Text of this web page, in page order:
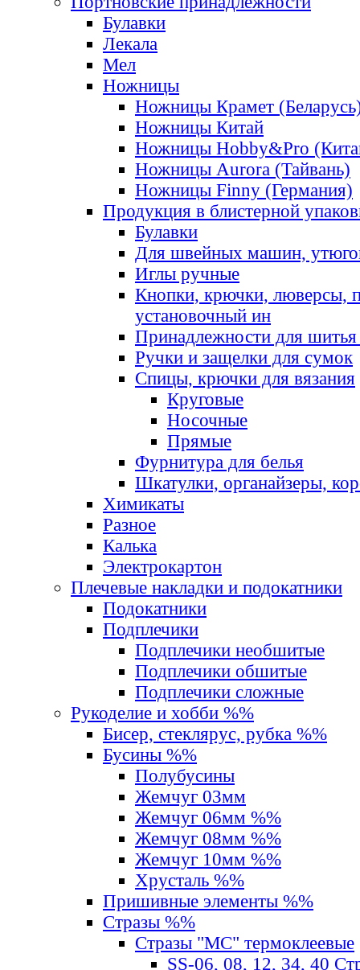
Булавки
Лекала
Мел
Ножницы
Ножницы Крамет
Ножницы Китай
Ножницы Hobby&Pro
Ножницы Aurora (Тайвань)
Ножницы Finny (Германия)
Продукция в блистерной
Булавки
Для швейных машин,
Иглы ручные
Кнопки, крючки, люверсы,
установочный ин
Принадлежности для шитья
Ручки и защелки для сумок
Спицы, крючки для вязания
Круговые
Носочные
Прямые
Фурнитура для белья
Шкатулки, органайзеры,
Химикаты
Разное
Калька
Электрокартон
Плечевые накладки и подокатники
Подокатники
Подплечики
Подплечики необшитые
Подплечики обшитые
Подплечики сложные
Рукоделие и хобби %%
Бисер, стеклярус, рубка %%
Бусины %%
Полубусины
Жемчуг 03мм
Жемчуг 06мм %%
Жемчуг 08мм %%
Жемчуг 10мм %%
Хрусталь %%
Пришивные элементы %%
Стразы %%
Стразы "MС" термоклеевые
SS-06, 08, 12, 34, 40